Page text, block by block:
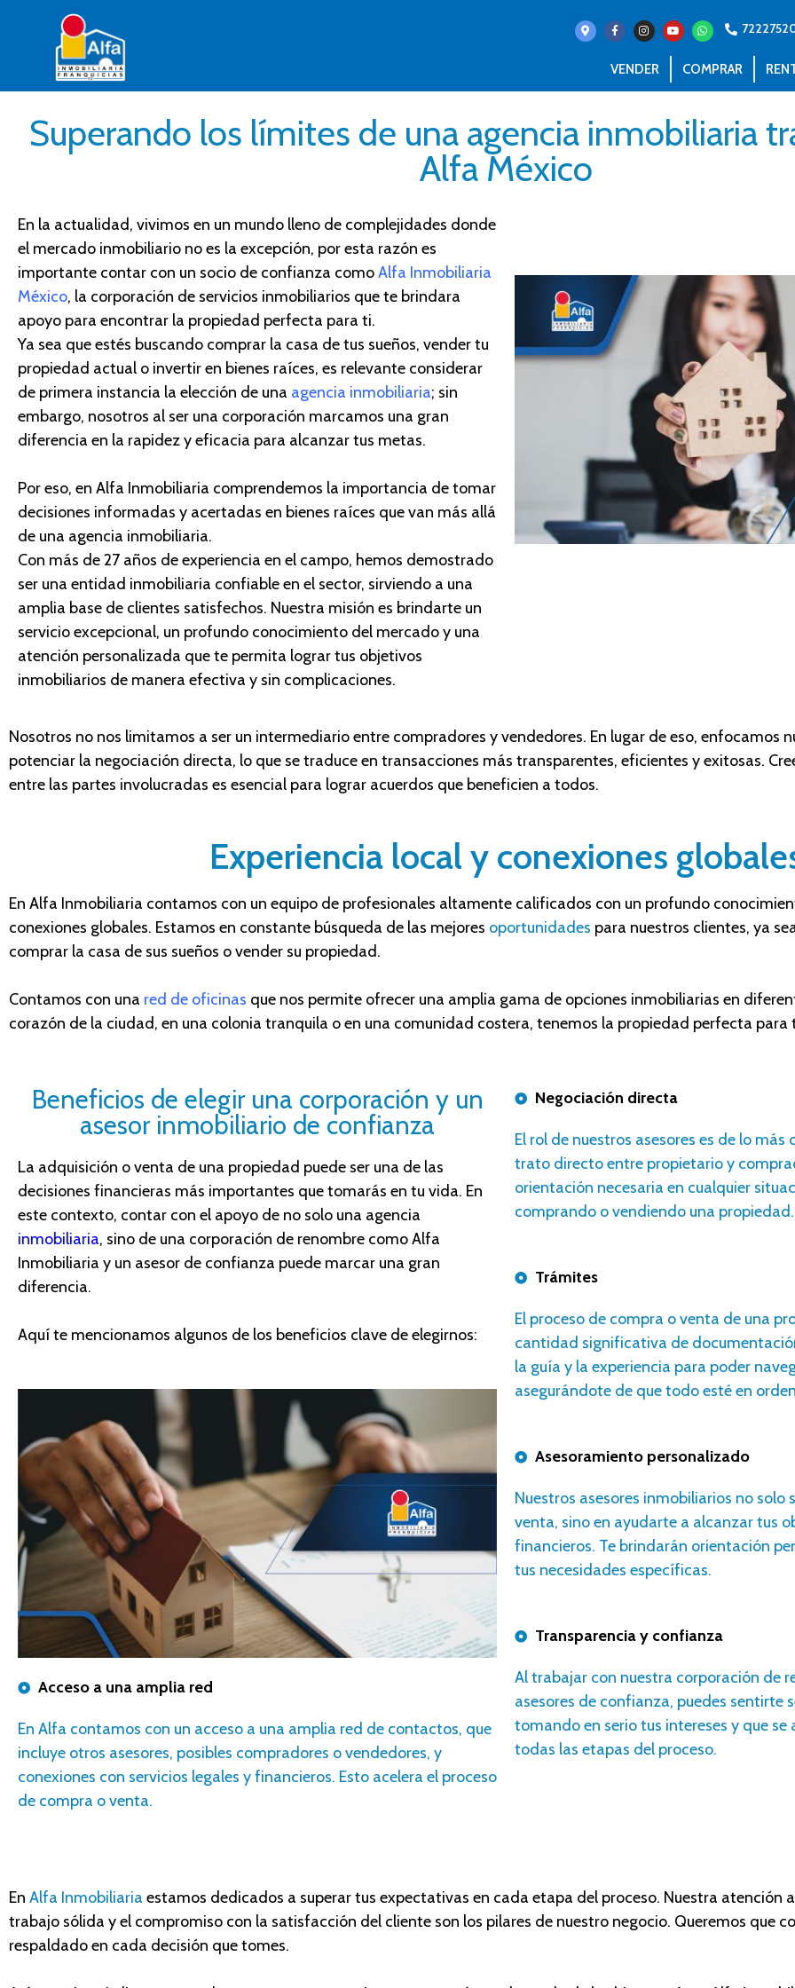
VENDER COMPRAR
Superando los límites de una agencia inmobiliaria
Alfa México
En la actualidad, vivimos en un mundo lleno de complejidades donde
el mercado inmobiliario no es la excepción, por esta razón es
importante contar con un socio de confianza comoAlfa Inmobiliaria
México, la corporación de servicios inmobiliarios que te brindara
apoyo para encontrar la propiedad perfecta para ti.
Ya sea que estés buscando comprar la casa de tus sueños, vender tu
propiedad actual o invertir en bienes raíces, es relevante considerar
de primera instancia la elección de una agencia inmobiliaria; sin
embargo, nosotros al ser una corporación marcamos una gran
diferencia en la rapidez y eficacia para alcanzartus metas.
Por eso, en Alfa Inmobiliaria comprendemos la importancia de tomar
decisiones informadas y acertadas en bienes raíces que van más allá
de una agencia inmobiliaria.
Con más de 27 años de experiencia en el campo, hemos demostrado
ser una entidad inmobiliaria confiable en el sector, sirviendo a una
amplia base de clientes satisfechos. Nuestra misión es brindarte un
servicio excepcional, un profundo conocimiento del mercado y una
atención personalizada que te permita lograr tus objetivos
inmobiliarios de manera efectiva y sin complicaciones.
Nosotros no nos limitamos a ser un intermediario entre compradores y vendedores. En lugar de eso, enfocamos
potenciar la negociación directa, lo que se traduce en transacciones más transparentes, eficientes y exitosas.
entre las partes involucradas es esencial para lograr acuerdos que beneficien a todos.
Experiencia local y conexiones
En Alfa Inmobiliaria contamos con un equipo de profesionales altamente calificados con un profundo
conexiones globales. Estamos en constante búsqueda de las mejores oportunidades para nuestros clientes, ya
comprar la casa de sus sueños o vender su propiedad.
Contamos con una red de oficinas que nos permite ofrecer una amplia gama de opciones inmobiliarias en
corazón de la ciudad, en una colonia tranquila o en una comunidad costera, tenemos la propiedad perfecta para
Beneficios de elegir una corporación y un
asesor inmobiliario de confianza
La adquisición o venta de una propiedad puede ser una de las
decisiones financieras más importantes que tomarás en tu vida. En
este contexto, contar con el apoyo de no solo una agencia
inmobiliaria, sino de una corporación de renombre como Alfa
Inmobiliaria y un asesor de confianza puede marcar una gran
diferencia.
Aquí te mencionamos algunos de los beneficios clave de elegirnos:
Acceso a una amplia red
En Alfa contamos con un acceso a una amplia red de contactos, que
incluye otros asesores, posibles compradores o vendedores, y
conexiones con servicios legales y financieros. Esto acelera el proceso
de compra o venta.
Negociación directa
El rol de nuestros asesores es de lo más
trato directo entre propietario y
orientación necesaria en cualquier
comprando o vendiendo una propiedad.
Trámites
El proceso de compra o venta de una
cantidad significativa de
la guía y la experiencia para poder
asegurándote de que todo esté en
Asesoramiento personalizado
Nuestros asesores inmobiliarios no solo
venta, sino en ayudarte a alcanzar tus
financieros. Te brindarán orientación
tus necesidades específicas.
Transparencia y confianza
Al trabajar con nuestra corporación de
asesores de confianza, puedes sentirte
tomando en serio tus intereses y que
todas las etapas del proceso.
En Alfa Inmobiliaria estamos dedicados a superar tus expectativas en cada etapa del proceso. Nuestra atención
trabajo sólida y el compromiso con la satisfacción del cliente son los pilares de nuestro negocio. Queremos que
respaldado en cada decisión que tomes.